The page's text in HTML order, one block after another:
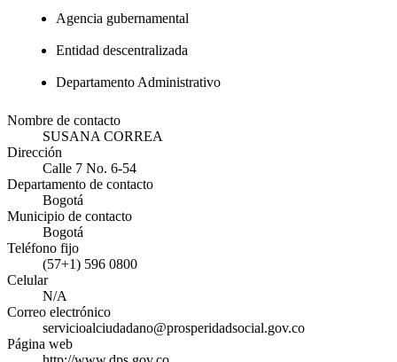
Agencia gubernamental
Entidad descentralizada
Departamento Administrativo
Nombre de contacto
SUSANA CORREA
Dirección
Calle 7 No. 6-54
Departamento de contacto
Bogotá
Municipio de contacto
Bogotá
Teléfono fijo
(57+1) 596 0800
Celular
N/A
Correo electrónico
servicioalciudadano@prosperidadsocial.gov.co
Página web